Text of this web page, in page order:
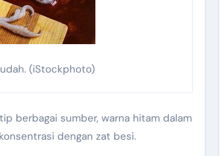
(iStockphoto)
berbagai sumber, warna hitam dalam
dengan zat besi.